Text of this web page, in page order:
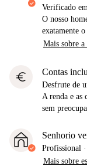
Verificado
O nosso
exatamente
Mais sobre
euro Contas
Desfrute de
A renda e as
sem
Senhorio
Profissional ·
Mais sobre